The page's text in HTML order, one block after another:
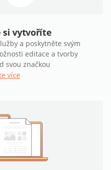
si vytvoříte
a poskytněte svým
editace a tvorby
svou značkou
více